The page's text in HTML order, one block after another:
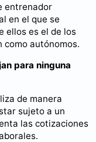
entrenador
en el que se
ellos es el de los
autónomos.
para ninguna
de manera
sujeto a un
las cotizaciones